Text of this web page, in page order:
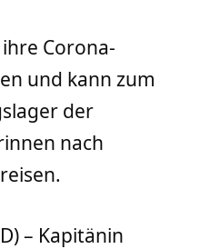
Corona-
und kann zum
der
nach
– Kapitänin